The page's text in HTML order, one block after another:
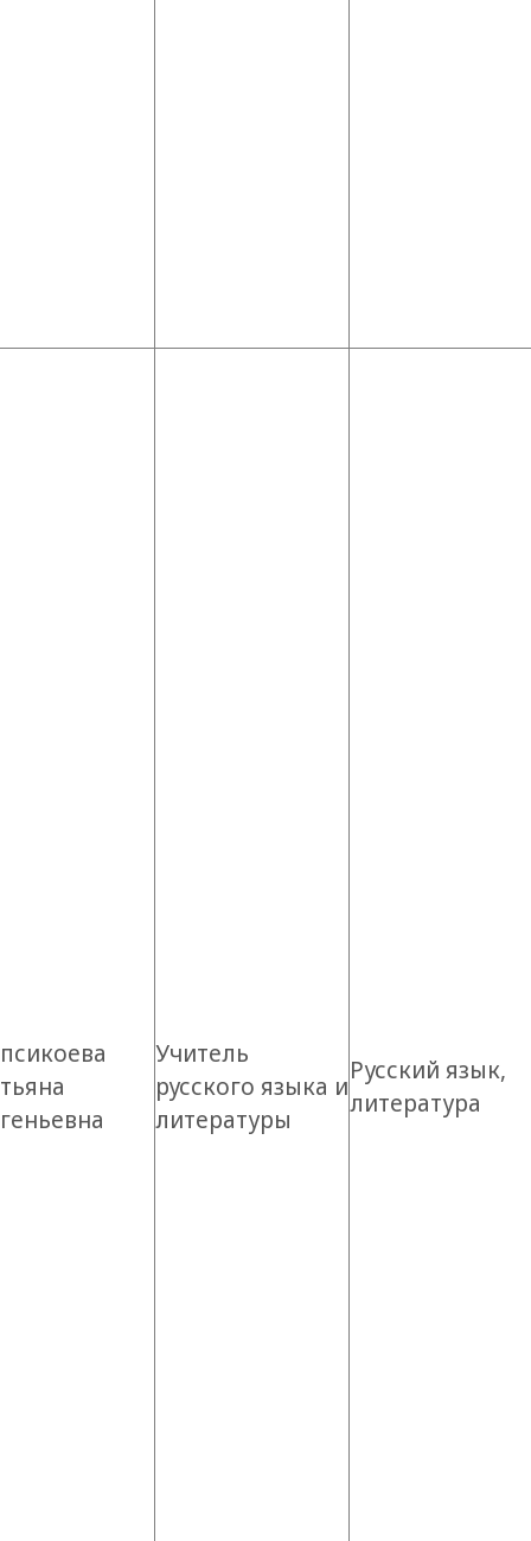
Учитель
русского языка и
литературы
Русский язык,
литература